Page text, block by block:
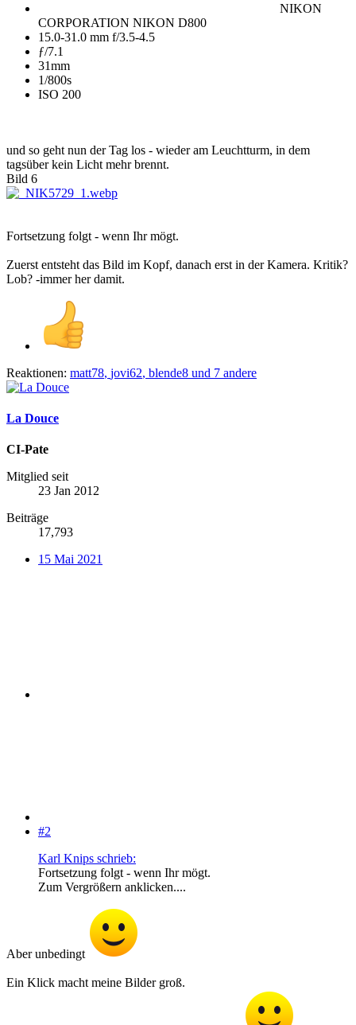
NIKON
CORPORATION NIKON D800
15.0-31.0 mm f/3.5-4.5
ƒ/7.1
31mm
1/800s
ISO 200
und so geht nun der Tag los - wieder am Leuchtturm, in dem
tagsüber kein Licht mehr brennt.
Bild 6
Fortsetzung folgt - wenn Ihr mögt.
Zuerst entsteht das Bild im Kopf, danach erst in der Kamera. Kritik?
Lob? -immer her damit.
Reaktionen: matt78, jovi62, blende8 und 7 andere
La Douce
CI-Pate
Mitglied seit
23 Jan 2012
Beiträge
17,793
15 Mai 2021
#2
Karl Knips schrieb:
Fortsetzung folgt - wenn Ihr mögt.
Zum Vergrößern anklicken....
Aber unbedingt
Ein Klick macht meine Bilder groß.